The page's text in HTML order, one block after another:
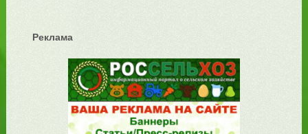
Реклама